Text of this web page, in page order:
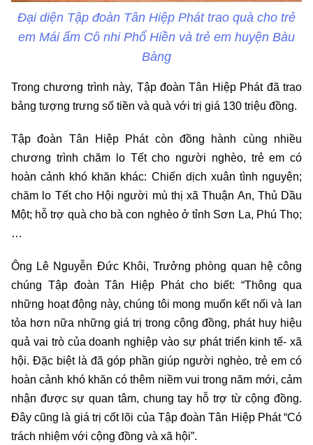
Đại diện Tập đoàn Tân Hiệp Phát trao quà cho trẻ
em Mái ấm Cô nhi Phổ Hiền và trẻ em huyện Bàu
Bàng
Trong chương trình này, Tập đoàn Tân Hiệp Phát đã trao
bảng tượng trưng số tiền và quà với trị giá 130 triệu đồng.
Tập đoàn Tân Hiệp Phát còn đồng hành cùng nhiều
chương trình chăm lo Tết cho người nghèo, trẻ em có
hoàn cảnh khó khăn khác: Chiến dịch xuân tình nguyện;
chăm lo Tết cho Hội người mù thị xã Thuận An, Thủ Dầu
Một; hỗ trợ quà cho bà con nghèo ở tỉnh Sơn La, Phú Thọ;
…
Ông Lê Nguyễn Đức Khôi, Trưởng phòng quan hệ công
chúng Tập đoàn Tân Hiệp Phát cho biết: “Thông qua
những hoạt động này, chúng tôi mong muốn kết nối và lan
tỏa hơn nữa những giá trị trong cộng đồng, phát huy hiệu
quả vai trò của doanh nghiệp vào sự phát triển kinh tế- xã
hội. Đặc biệt là đã góp phần giúp người nghèo, trẻ em có
hoàn cảnh khó khăn có thêm niềm vui trong năm mới, cảm
nhận được sự quan tâm, chung tay hỗ trợ từ cộng đồng.
Đây cũng là giá trị cốt lõi của Tập đoàn Tân Hiệp Phát “Có
trách nhiệm với cộng đồng và xã hội”.